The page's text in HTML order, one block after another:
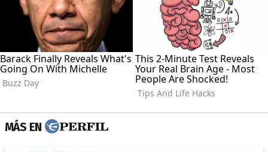
MÁS EN